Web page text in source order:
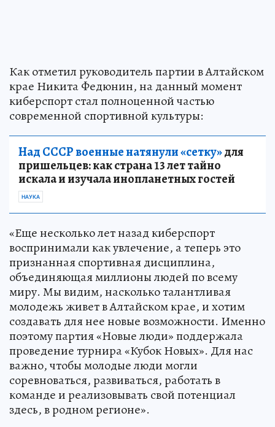
Как отметил руководитель партии в Алтайском
крае Никита Федюнин, на данный момент
киберспорт стал полноценной частью
современной спортивной культуры:
Над СССР военные натянули «сетку»для
пришельцев: как страна 13 лет тайно
искала и изучала инопланетных гостей
НАУКА
«Еще несколько лет назад киберспорт
воспринимали как увлечение, а теперь это
признанная спортивная дисциплина,
объединяющая миллионы людей по всему
миру. Мы видим, насколько талантливая
молодежь живет в Алтайском крае, и хотим
создавать для нее новые возможности. Именно
поэтому партия «Новые люди» поддержала
проведение турнира «Кубок Новых». Для нас
важно, чтобы молодые люди могли
соревноваться, развиваться, работать в
команде и реализовывать свой потенциал
здесь, в родном регионе».